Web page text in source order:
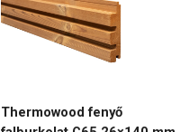
Thermowood fenyő